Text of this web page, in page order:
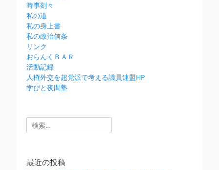
時事刻々
私の道
私の身上書
私の政治信条
リンク
おらんくＢＡＲ
活動記録
人権外交を超党派で考える議員連盟HP
学びと夜間塾
検
索:
最近の投稿